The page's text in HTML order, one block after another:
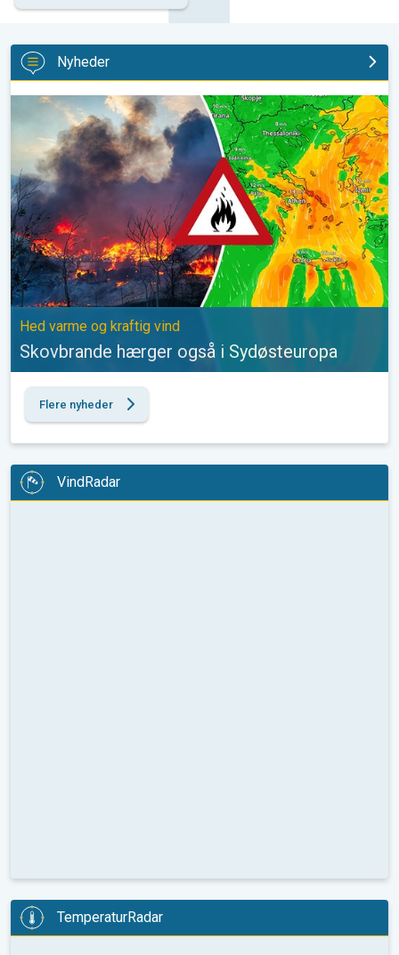
Nyheder
Skovbrande hærger også i Sydøsteuropa. Hed varme og
Hed varme og kraftig vind
Skovbrande hærger også i Sydøsteuropa
Flere nyheder
VindRadar
TemperaturRadar